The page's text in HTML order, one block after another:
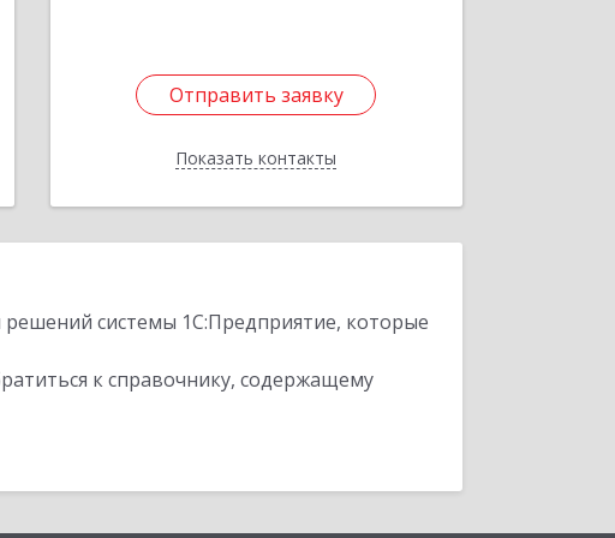
Отправить заявку
Показать контакты
Отправить заявку
Назад
решений системы 1С:Предприятие, которые
к справочнику, содержащему